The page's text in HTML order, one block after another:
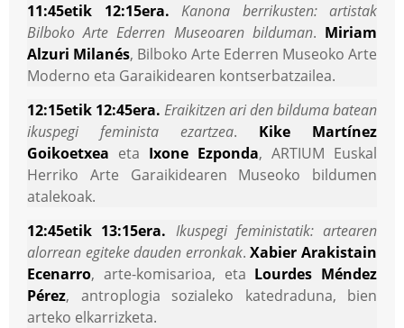
11:45etik 12:15era.
Kanona berrikusten: artistak
Bilboko Arte Ederren Museoaren bilduman. Miriam
Alzuri Milanés, Bilboko Arte Ederren Museoko Arte
Moderno eta Garaikidearen kontserbatzailea.
12:15etik 12:45era. Eraikitzen ari den bilduma batean
ikuspegi feminista ezartzea. Kike Martínez
Goikoetxea eta Ixone Ezponda, ARTIUM Euskal
Herriko Arte Garaikidearen Museoko bildumen
atalekoak.
12:45etik 13:15era. Ikuspegi feministatik: artearen
alorrean egiteke dauden erronkak.Xabier Arakistain
Ecenarro, arte-komisarioa, eta Lourdes Méndez
Pérez, antroplogia sozialeko katedraduna, bien
arteko elkarrizketa.